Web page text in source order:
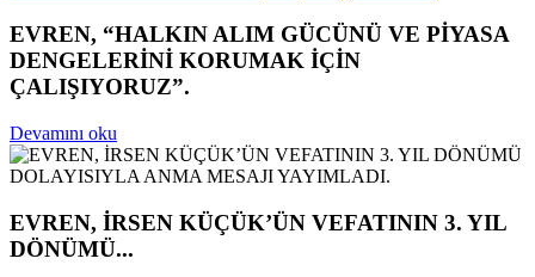
EVREN, “HALKIN ALIM GÜCÜNÜ VE PİYASA
DENGELERİNİ KORUMAK İÇİN
ÇALIŞIYORUZ”.
Devamını oku
EVREN, İRSEN KÜÇÜK’ÜN VEFATININ 3. YIL
DÖNÜMÜ...